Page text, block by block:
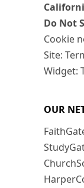
Do Not
Cookie
Site:
Widget:
OUR